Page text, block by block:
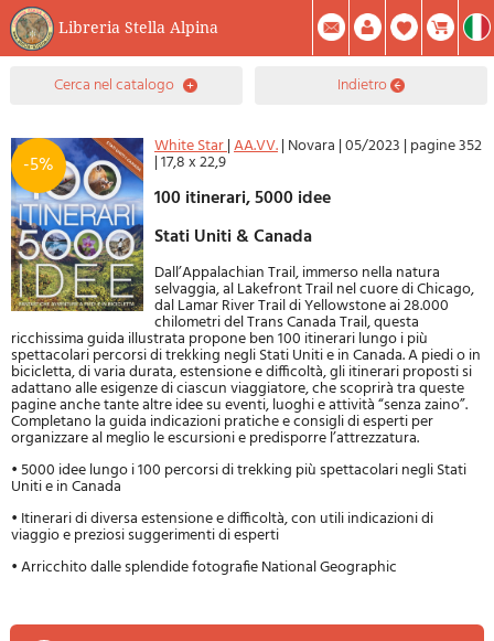
Libreria Stella Alpina
0 Prodotto(i) Attualmente Nel Carrello Riepilogo
Facebook
Registrati Mod. Password
cerca nel catalogo indietro
-5%
White Star|AA.VV.| Novara |05/2023 | pagine 352
|17,8 x 22,9
100 itinerari, 5000 idee
Stati Uniti & Canada
Dall’Appalachian Trail, immerso nella natura
selvaggia, al Lakefront Trail nel cuore di Chicago,
dal Lamar River Trail di Yellowstone ai 28.000
chilometri del Trans Canada Trail, questa
ricchissima guida illustrata propone ben 100 itinerari lungo i più
spettacolari percorsi di trekking negli Stati Uniti e in Canada. A piedi o in
bicicletta, di varia durata, estensione e difficoltà, gli itinerari proposti si
adattano alle esigenze di ciascun viaggiatore, che scoprirà tra queste
pagine anche tante altre idee su eventi, luoghi e attività “senza zaino”.
Completano la guida indicazioni pratiche e consigli di esperti per
organizzare al meglio le escursioni e predisporre l’attrezzatura.
• 5000 idee lungo i 100 percorsi di trekking più spettacolari negli Stati
Uniti e in Canada
• Itinerari di diversa estensione e difficoltà, con utili indicazioni di
viaggio e preziosi suggerimenti di esperti
• Arricchito dalle splendide fotografie National Geographic